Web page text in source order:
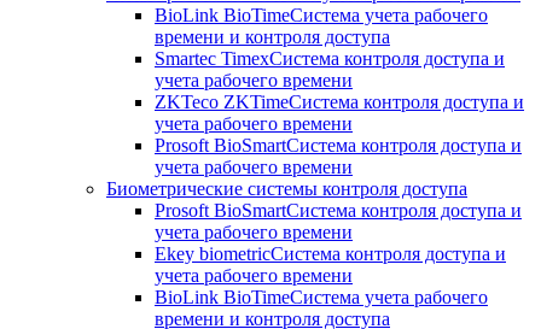
BioLink BioTimeСистема учета рабочего
времени и контроля доступа
Smartec TimexСистема контроля доступа и
учета рабочего времени
ZKTeco ZKTimeСистема контроля доступа и
учета рабочего времени
Prosoft BioSmartСистема контроля доступа и
учета рабочего времени
Биометрические системы контроля доступа
Prosoft BioSmartСистема контроля доступа и
учета рабочего времени
Ekey biometricСистема контроля доступа и
учета рабочего времени
BioLink BioTimeСистема учета рабочего
времени и контроля доступа